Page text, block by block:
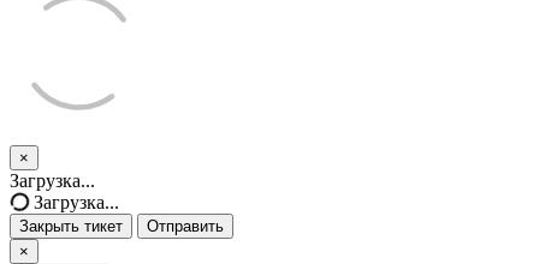
×
Закрыть
тикет
Загрузка...
Загрузка...
Закрыть тикет
Отправить
×